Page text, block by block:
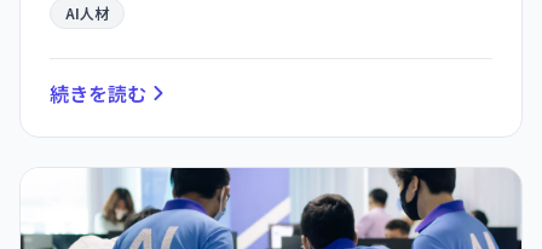
AI人材
続きを読む